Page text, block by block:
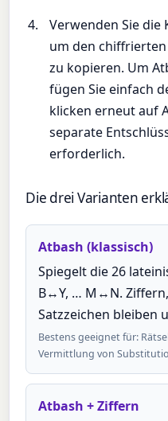
Verwenden Sie die
um den
zu kopieren. Um
fügen Sie einfach
klicken erneut auf
separate
erforderlich.
Die drei Varianten
Atbash (klassisch)
Spiegelt die 26
B↔Y, … M↔N.
Satzzeichen bleiben
Bestens geeignet für:
Vermittlung von
Atbash + Ziffern